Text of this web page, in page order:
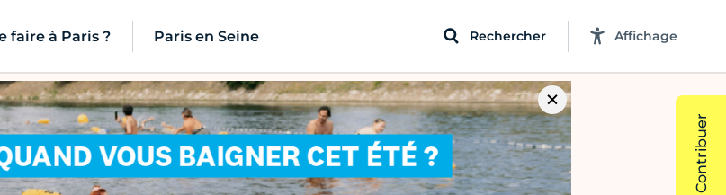
faire à Paris ? Paris en Seine Rechercher Affichage
Contribuer